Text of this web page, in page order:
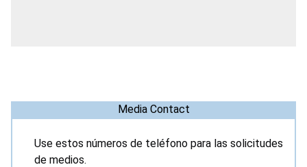
Media Contact
Use estos números de teléfono para las solicitudes
de medios.